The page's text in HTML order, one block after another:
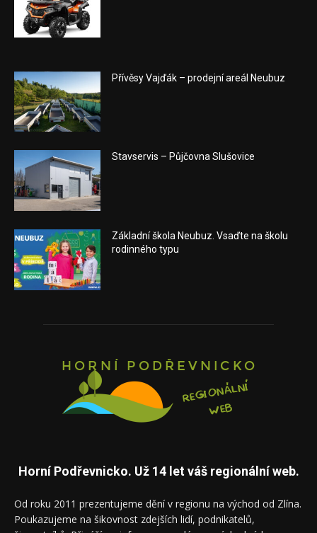
Přívěsy Vajďák – prodejní areál Neubuz
Stavservis – Půjčovna Slušovice
Základní škola Neubuz. Vsaďte na školu
rodinného typu
Horní Podřevnicko. Už 14 let váš regionální web.
Od roku 2011 prezentujeme dění v regionu na východ od Zlína.
Poukazujeme na šikovnost zdejších lidí, podnikatelů,